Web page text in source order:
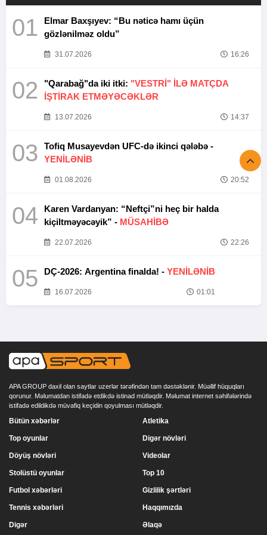
01
Elmar Baxşıyev: “Bu nəticə hamı üçün
gözlənilməz oldu”
31.07.2026 16:26
02 "Qarabağ"da iki itki: "VESTRİ" İLƏ MATÇDA
İŞTİRAK ETMƏYƏCƏKLƏR
13.07.2026 14:37
03
Tofiq Musayevdən UFC-də ikinci qələbə -
YENİLƏNİB
01.08.2026 20:52
04
Karen Vardanyan: “Neftçi”ni heç bir halda
kiçiltməyəcəyik” - MÜSAHİBƏ
22.07.2026 22:26
05 DÇ-2026: Argentina finalda! - YENİLƏNİB
16.07.2026 01:01
APA GROUP daxil olan saytlar uzerlər tərəfindən tam dəstəklənir. Müəllif hüquqları
qorunur. Məlumatdan istifadə etdikdə istinad mütləqdir. Məlumat internet səhifələrində
istifadə edildikdə müvafiq keçidin qoyulması mütləqdir.
Bütün xəbərlər
Top oyunlar
Döyüş növləri
Stolüstü oyunlar
Atletika
Digər növləri
Videolar
Top 10
Futbol xəbərləri
Tennis xəbərləri
Digər
Gizlilik şərtləri
Haqqımızda
Əlaqə